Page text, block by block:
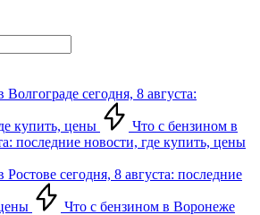
сегодня, 8 августа:
купить, цены
Что с бензином в
последние новости, где купить, цены
сегодня, 8 августа: последние
Что с бензином в Воронеже